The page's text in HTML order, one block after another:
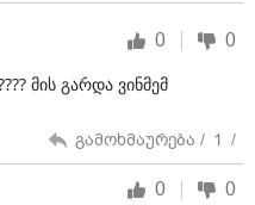
0 0
მის გარდა ვინმემ
გამოხმაურება / 1 /
0 0